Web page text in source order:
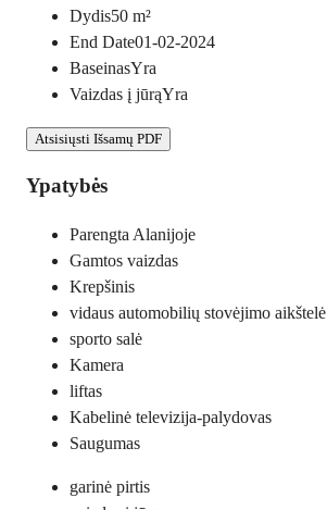
Dydis50 m²
End Date01-02-2024
BaseinasYra
Vaizdas į jūrąYra
Atsisiųsti Išsamų PDF
Ypatybės
Parengta Alanijoje
Gamtos vaizdas
Krepšinis
vidaus automobilių stovėjimo aikštelė
sporto salė
Kamera
liftas
Kabelinė televizija-palydovas
Saugumas
garinė pirtis